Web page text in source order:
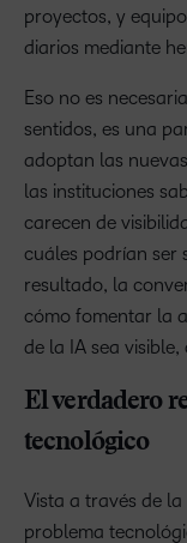
proyectos, y
diarios mediante
Eso no es
sentidos, es una
adoptan las
las instituciones
carecen de
cuáles podrían ser
resultado, la
cómo fomentar la
de la IA sea
El verdadero
tecnológico
Vista a través de
problema